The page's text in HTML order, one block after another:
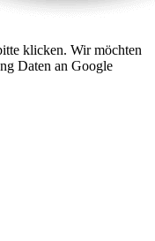
klicken. Wir möchten
Daten an Google